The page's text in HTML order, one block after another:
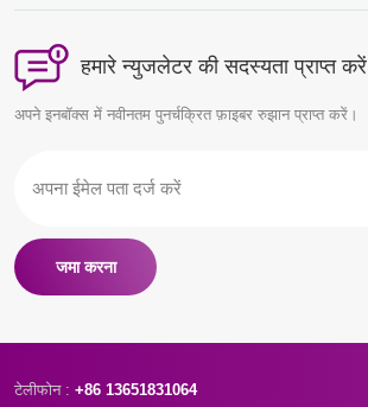
हमारे न्युजलेटर की सदस्यता प्राप्त करें
अपने इनबॉक्स में नवीनतम पुनर्चक्रित फ़ाइबर रुझान प्राप्त करें।
जमा करना
टेलीफोन : +86 13651831064